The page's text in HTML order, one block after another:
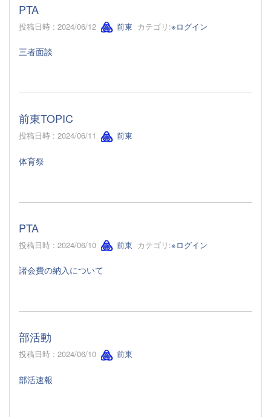
PTA
投稿日時 : 2024/06/12 前東 カテゴリ:※ログイン
三者面談
前東TOPIC
投稿日時 : 2024/06/11 前東
体育祭
PTA
投稿日時 : 2024/06/10 前東 カテゴリ:※ログイン
諸会費の納入について
部活動
投稿日時 : 2024/06/10 前東
部活速報